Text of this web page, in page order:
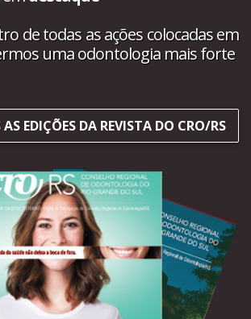
de todas as ações colocadas em
uma odontologia mais forte
EDIÇÕES DA REVISTA DO CRO/RS